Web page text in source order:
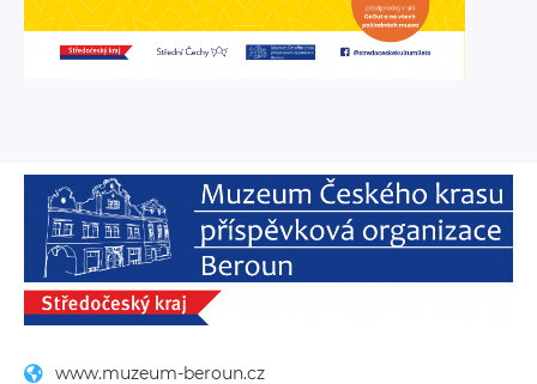
www.muzeum-beroun.cz